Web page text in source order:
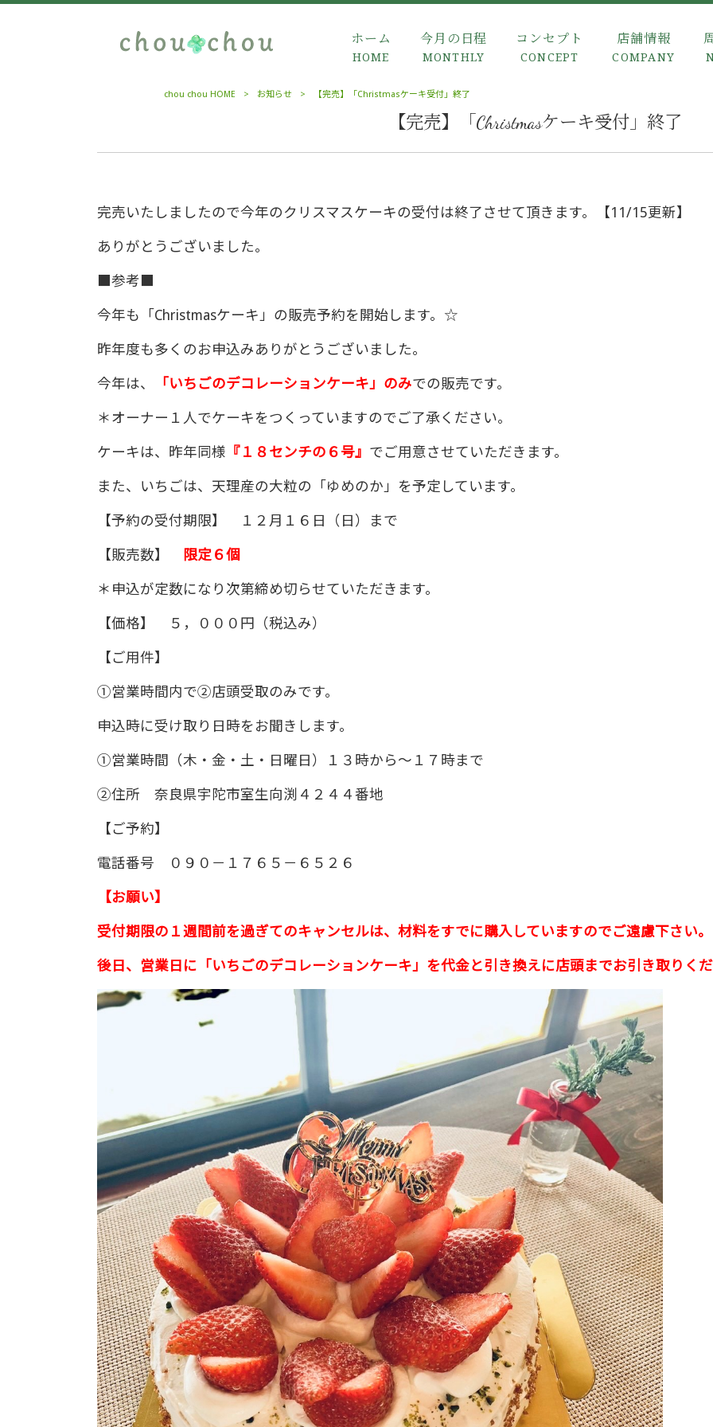
ホーム
HOME
今月の日程
MONTHLY
コンセプト
CONCEPT
店舗情報
COMPANY
chou chou HOME > お知らせ > 【完売】「Christmasケーキ受付」終了
【完売】「Christmasケーキ受付」終了
完売いたしましたので今年のクリスマスケーキの受付は終了させて頂きます。【11/15更新】
ありがとうございました。
■参考■
今年も「Christmasケーキ」の販売予約を開始します。☆
昨年度も多くのお申込みありがとうございました。
今年は、 「いちごのデコレーションケーキ」のみでの販売です。
＊オーナー１人でケーキをつくっていますのでご了承ください。
ケーキは、昨年同様 『１８センチの６号』 でご用意させていただきます。
また、いちごは、天理産の大粒の「ゆめのか」を予定しています。
【予約の受付期限】 １２月１６日（日）まで
【販売数】 限定６個
＊申込が定数になり次第締め切らせていただきます。
【価格】 ５，０００円（税込み）
【ご用件】
①営業時間内で②店頭受取のみです。
申込時に受け取り日時をお聞きします。
①営業時間（木・金・土・日曜日）１３時から～１７時まで
②住所 奈良県宇陀市室生向渕４２４４番地
【ご予約】
電話番号 ０９０－１７６５－６５２６
【お願い】
受付期限の１週間前を過ぎてのキャンセルは、材料をすでに購入していますのでご遠慮下さい。
後日、営業日に「いちごのデコレーションケーキ」を代金と引き換えに店頭までお引き取りく